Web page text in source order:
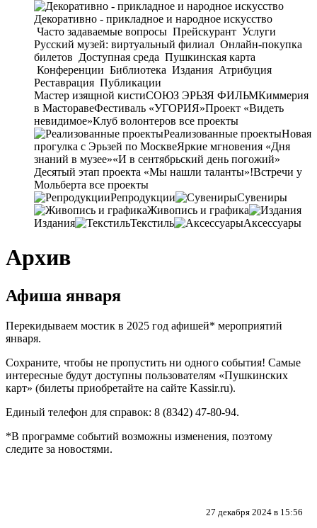
Декоративно - прикладное и народное искусство
Часто задаваемые вопросы Прейскурант Услуги
Русский музей: виртуальный филиал Онлайн-покупка
билетов Доступная среда Пушкинская карта
Конференции Библиотека Издания Атрибуция
Реставрация Публикации
Мастер изящной кистиСОЮЗ ЭРЬЗЯ ФИЛЬМКиммерия
в МасторавеФестиваль «УГОРИЯ»Проект «Видеть
невидимое»Клуб волонтеров все проекты
Реализованные проектыНовая
прогулка с Эрьзей по МосквеЯркие мгновения «Дня
знаний в музее»«И в сентябрьский день погожий»
Десятый этап проекта «Мы нашли таланты»!Встречи у
Мольберта все проекты
Репродукции
Сувениры
Живопись и графика
Издания
Текстиль Аксессуары
Архив
Афиша января
Перекидываем мостик в 2025 год афишей* мероприятий
января.
Сохраните, чтобы не пропустить ни одного события! Самые
интересные будут доступны пользователям «Пушкинских
карт» (билеты приобретайте на сайте Kassir.ru).
Единый телефон для справок: 8 (8342) 47-80-94.
*В программе событий возможны изменения, поэтому
следите за новостями.
27 декабря 2024 в 15:56